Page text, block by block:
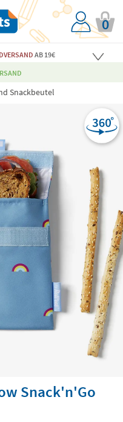
0
AB 19€
Snackbeutel
Snack'n'Go